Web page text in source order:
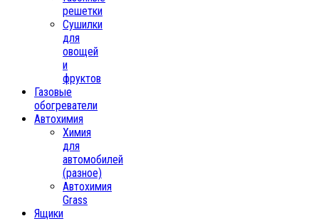
решетки
Сушилки
для
овощей
и
фруктов
Газовые
обогреватели
Автохимия
Химия
для
автомобилей
(разное)
Автохимия
Grass
Ящики